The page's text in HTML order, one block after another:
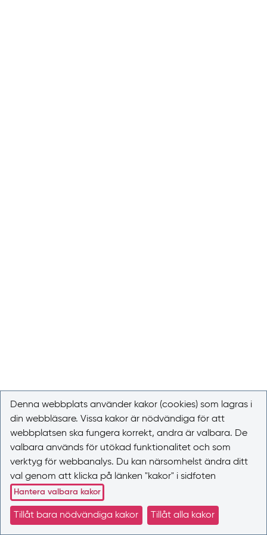
Denna webbplats använder kakor (cookies) som lagras i
din webbläsare. Vissa kakor är nödvändiga för att
webbplatsen ska fungera korrekt, andra är valbara. De
valbara används för utökad funktionalitet och som
verktyg för webbanalys. Du kan närsomhelst ändra ditt
val genom att klicka på länken "kakor" i sidfoten
Hantera valbara kakor
Tillåt bara nödvändiga kakor Tillåt alla kakor